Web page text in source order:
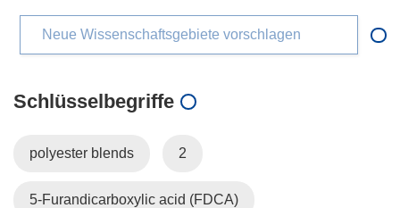
Neue Wissenschaftsgebiete vorschlagen
Schlüsselbegriffe
polyester blends 2
5-Furandicarboxylic acid (FDCA)